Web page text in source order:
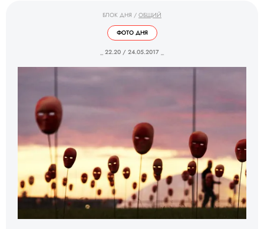
БЛОК ДНЯ / ОБЩИЙ
ФОТО ДНЯ
_ 22.20 / 24.05.2017 _